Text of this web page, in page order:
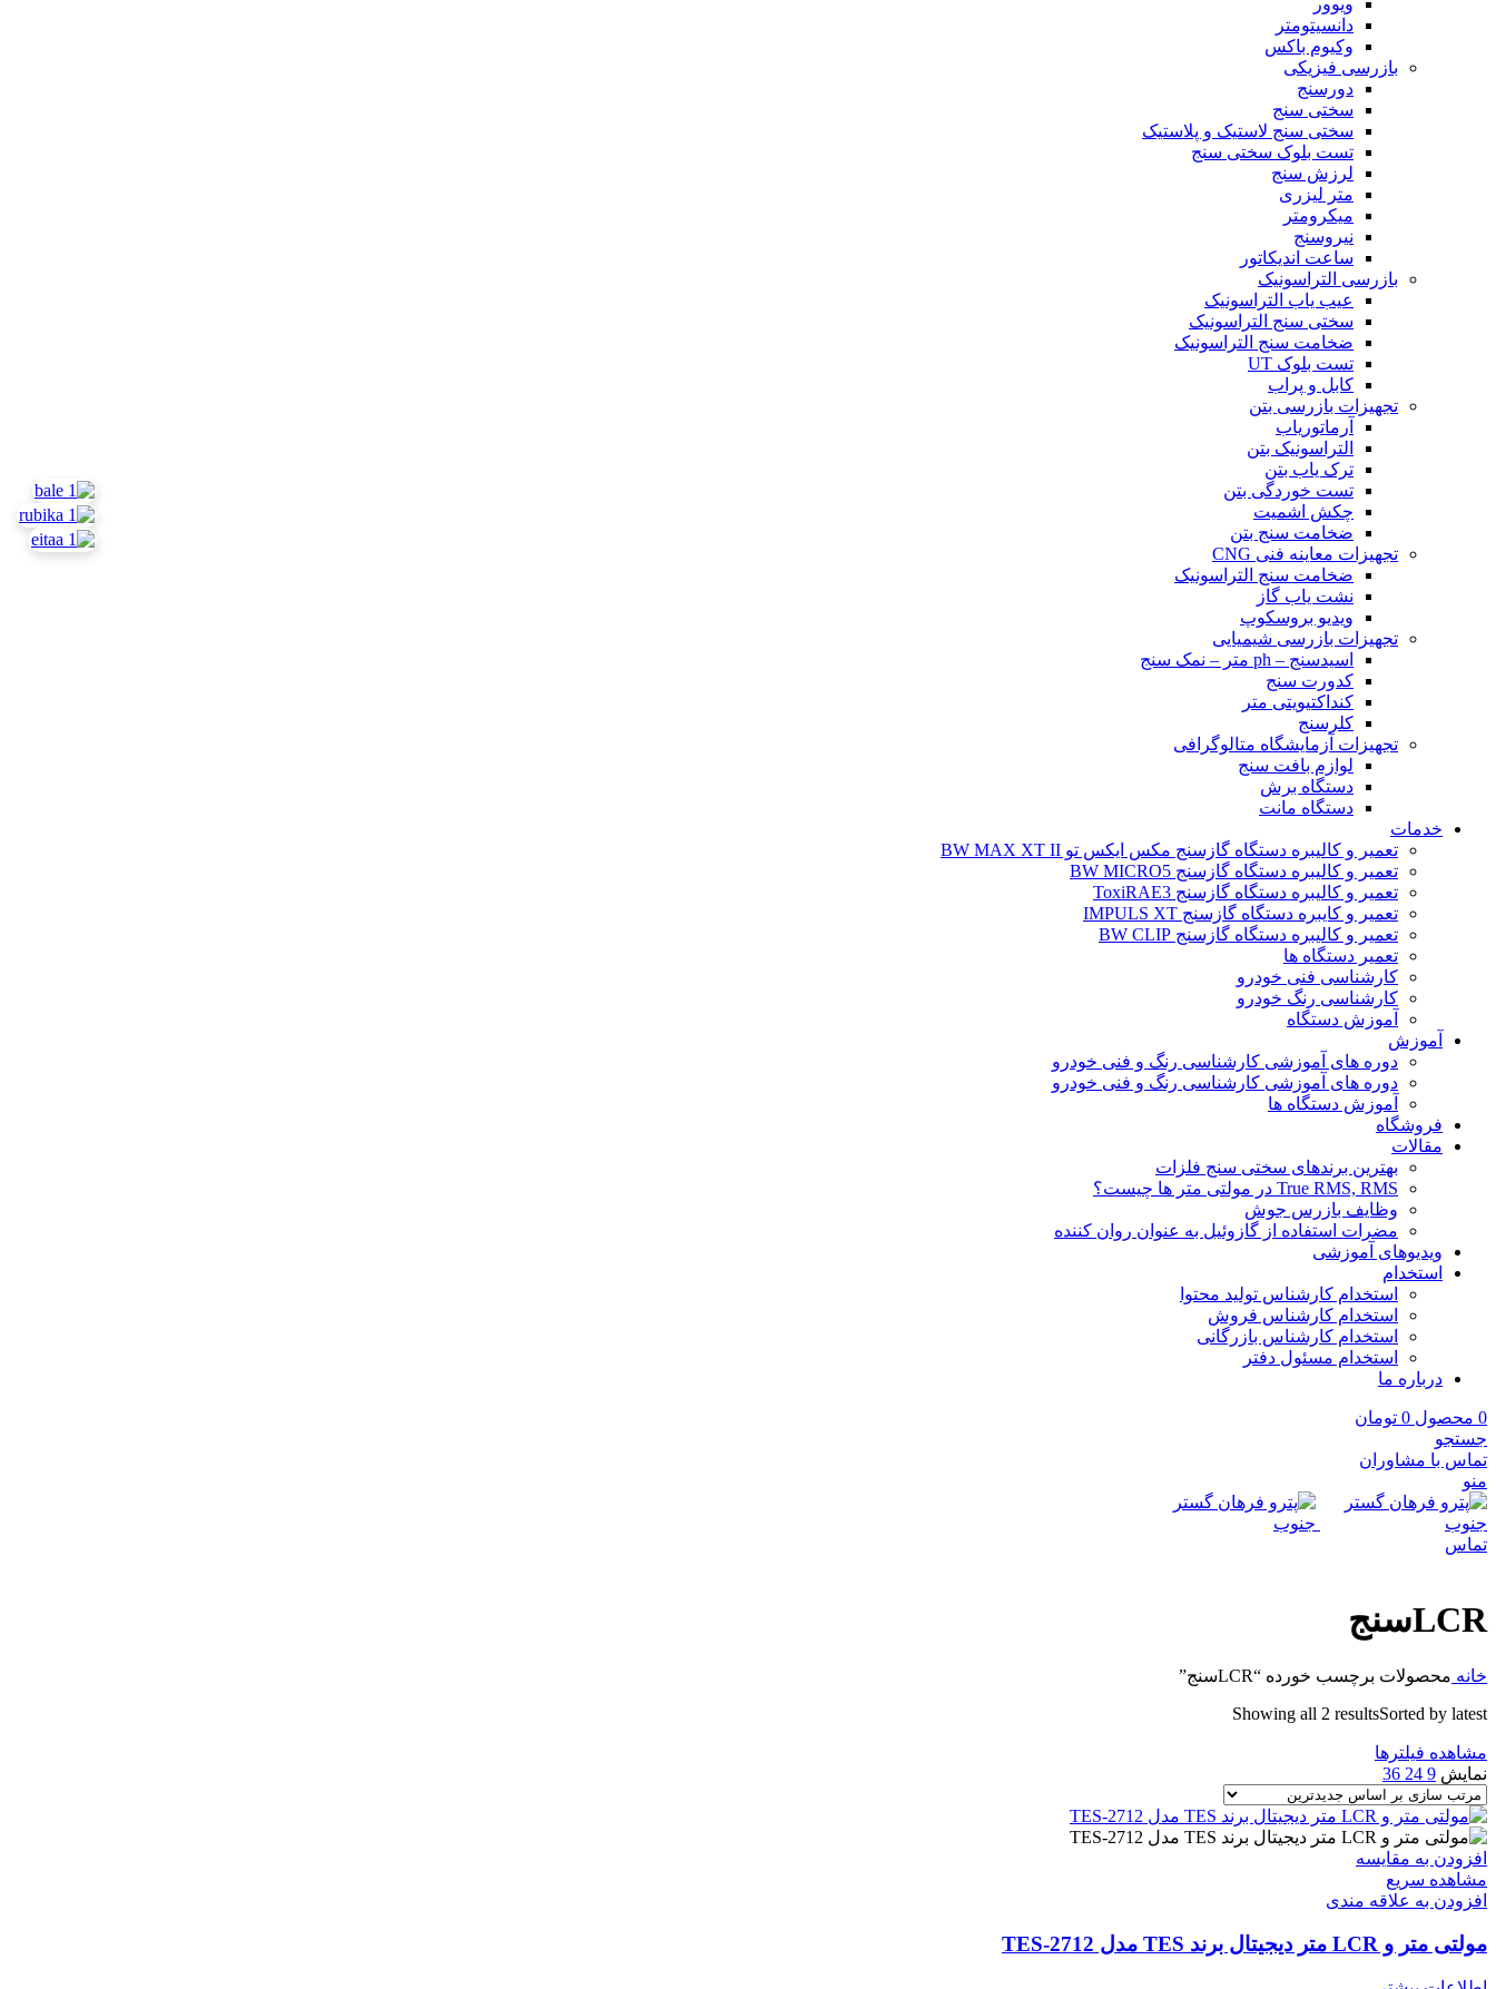
ویوور
دانسیتومتر
وکیوم باکس
بازرسی فیزیکی
دورسنج
سختی سنج
سختی سنج لاستیک و پلاستیک
تست بلوک سختی سنج
لرزش سنج
متر لیزری
میکرومتر
نیروسنج
ساعت اندیکاتور
بازرسی التراسونیک
عیب یاب التراسونیک
سختی سنج التراسونیک
ضخامت سنج التراسونیک
تست بلوک UT
کابل و پراب
تجهیزات بازرسی بتن
آرماتوریاب
التراسونیک بتن
ترک یاب بتن
تست خوردگی بتن
چکش اشمیت
ضخامت سنج بتن
تجهیزات معاینه فنی CNG
ضخامت سنج التراسونیک
نشت یاب گاز
ویدیو بروسکوپ
تجهیزات بازرسی شیمیایی
اسیدسنج – ph متر – نمک سنج
کدورت سنج
کنداکتیویتی متر
کلرسنج
تجهیزات آزمایشگاه متالوگرافی
لوازم بافت سنج
دستگاه برش
دستگاه مانت
خدمات
تعمیر و کالیبره دستگاه گازسنج مکس ایکس تو BW MAX XT II
تعمیر و کالیبره دستگاه گازسنج BW MICRO5
تعمیر و کالیبره دستگاه گازسنج ToxiRAE3
تعمیر و کایبره دستگاه گازسنج IMPULS XT
تعمیر و کالیبره دستگاه گازسنج BW CLIP
تعمیر دستگاه ها
کارشناسی فنی خودرو
کارشناسی رنگ خودرو
آموزش دستگاه
آموزش
دوره های آموزشی کارشناسی رنگ و فنی خودرو
دوره های آموزشی کارشناسی رنگ و فنی خودرو
آموزش دستگاه ها
فروشگاه
مقالات
بهترین برندهای سختی سنج فلزات
True RMS, RMS در مولتی متر ها چیست؟
وظایف بازرس جوش
مضرات استفاده از گازوئیل به عنوان روان کننده
ویدیوهای آموزشی
استخدام
استخدام کارشناس تولید محتوا
استخدام کارشناس فروش
استخدام کارشناس بازرگانی
استخدام مسئول دفتر
درباره ما
0 محصول 0 تومان
جستجو
تماس با مشاوران
منو
تماس
LCRسنج
خانه محصولات برچسب خورده “LCRسنج”
Showing all 2 resultsSorted by latest
مشاهده فیلترها
نمایش 9
24
36
افزودن به مقایسه
مشاهده سریع
افزودن به علاقه مندی
مولتی متر و LCR متر دیجیتال برند TES مدل TES-2712